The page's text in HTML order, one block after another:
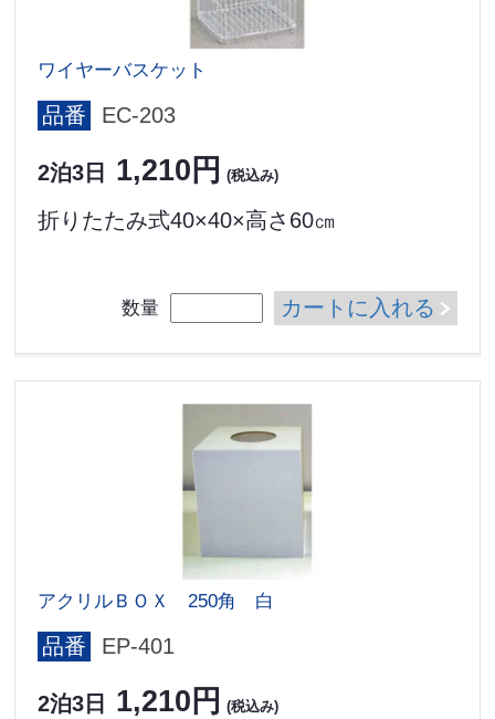
ワイヤーバスケット
品番 EC-203
2泊3日 1,210円 (税込み)
折りたたみ式40×40×高さ60㎝
数量 カートに入れる
アクリルＢＯＸ 250角 白
品番 EP-401
2泊3日 1,210円 (税込み)